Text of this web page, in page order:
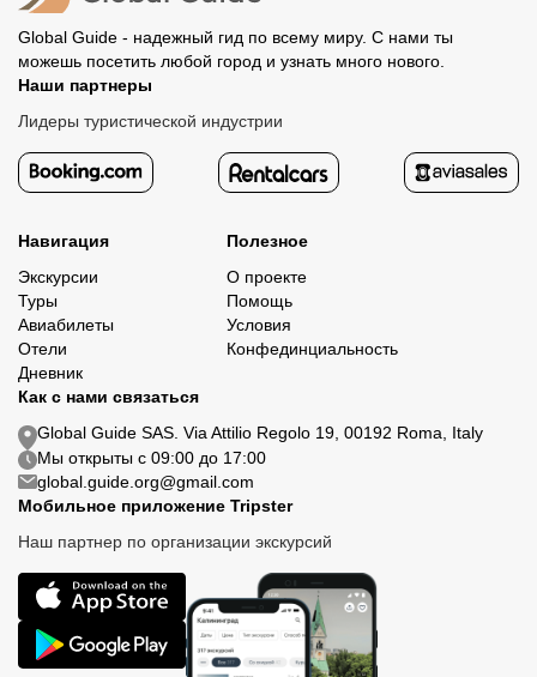
Global Guide - надежный гид по всему миру. С нами ты
можешь посетить любой город и узнать много нового.
Наши партнеры
Лидеры туристической индустрии
Навигация
Экскурсии
Туры
Авиабилеты
Отели
Дневник
Полезное
О проекте
Помощь
Условия
Конфединциальность
Как с нами связаться
Global Guide SAS. Via Attilio Regolo 19, 00192 Roma, Italy
Мы открыты с 09:00 до 17:00
global.guide.org@gmail.com
Мобильное приложение Tripster
Наш партнер по организации экскурсий